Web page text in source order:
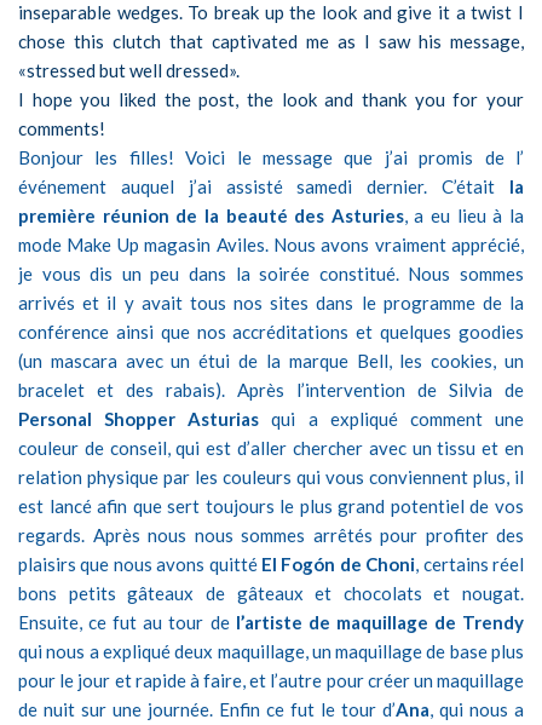
inseparable wedges. To break up the look and give it a twist I
chose this clutch that captivated me as I saw his message,
«stressed but well dressed».
I hope you liked the post, the look and thank you for your
comments!
Bonjour les filles! Voici le message que j’ai promis de l’
événement auquel j’ai assisté samedi dernier. C’était la
première réunion de la beauté des Asturies, a eu lieu à la
mode Make Up magasin Aviles. Nous avons vraiment apprécié,
je vous dis un peu dans la soirée constitué. Nous sommes
arrivés et il y avait tous nos sites dans le programme de la
conférence ainsi que nos accréditations et quelques goodies
(un mascara avec un étui de la marque Bell, les cookies, un
bracelet et des rabais). Après l’intervention de Silvia de
Personal Shopper Asturias qui a expliqué comment une
couleur de conseil, qui est d’aller chercher avec un tissu et en
relation physique par les couleurs qui vous conviennent plus, il
est lancé afin que sert toujours le plus grand potentiel de vos
regards. Après nous nous sommes arrêtés pour profiter des
plaisirs que nous avons quitté El Fogón de Choni, certains réel
bons petits gâteaux de gâteaux et chocolats et nougat.
Ensuite, ce fut au tour de l’artiste de maquillage de Trendy
qui nous a expliqué deux maquillage, un maquillage de base plus
pour le jour et rapide à faire, et l’autre pour créer un maquillage
de nuit sur ​​une journée. Enfin ce fut le tour d’Ana, qui nous a